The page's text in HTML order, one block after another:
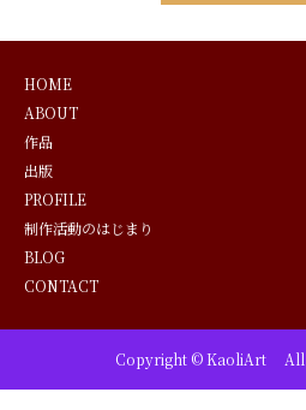
HOME
ABOUT
作品
出版
PROFILE
制作活動のはじまり
BLOG
CONTACT
Copyright © KaoliArt All